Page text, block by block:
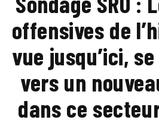
offensives de
vue jusqu’ici,
vers un
dans ce